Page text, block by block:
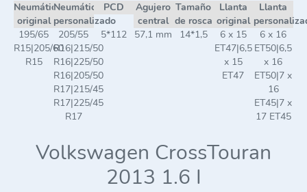
Neumático
original
Neumático
personalizado
PCD
Agujero
central
Tamaño
de rosca
Llanta
original
Llanta
195/65
R15|205/60
R15
205/55
R16|215/50
R16|225/50
R16|205/50
R17|215/45
R17|225/45
R17
5*112 57,1 mm 14*1,5
6 x 15
ET47|6,5
x 15
ET47
6 x 16
ET50|6,5
x 16
ET50|7 x
16
ET45|7 x
17 ET45
Volkswagen CrossTouran
2013 1.6 I